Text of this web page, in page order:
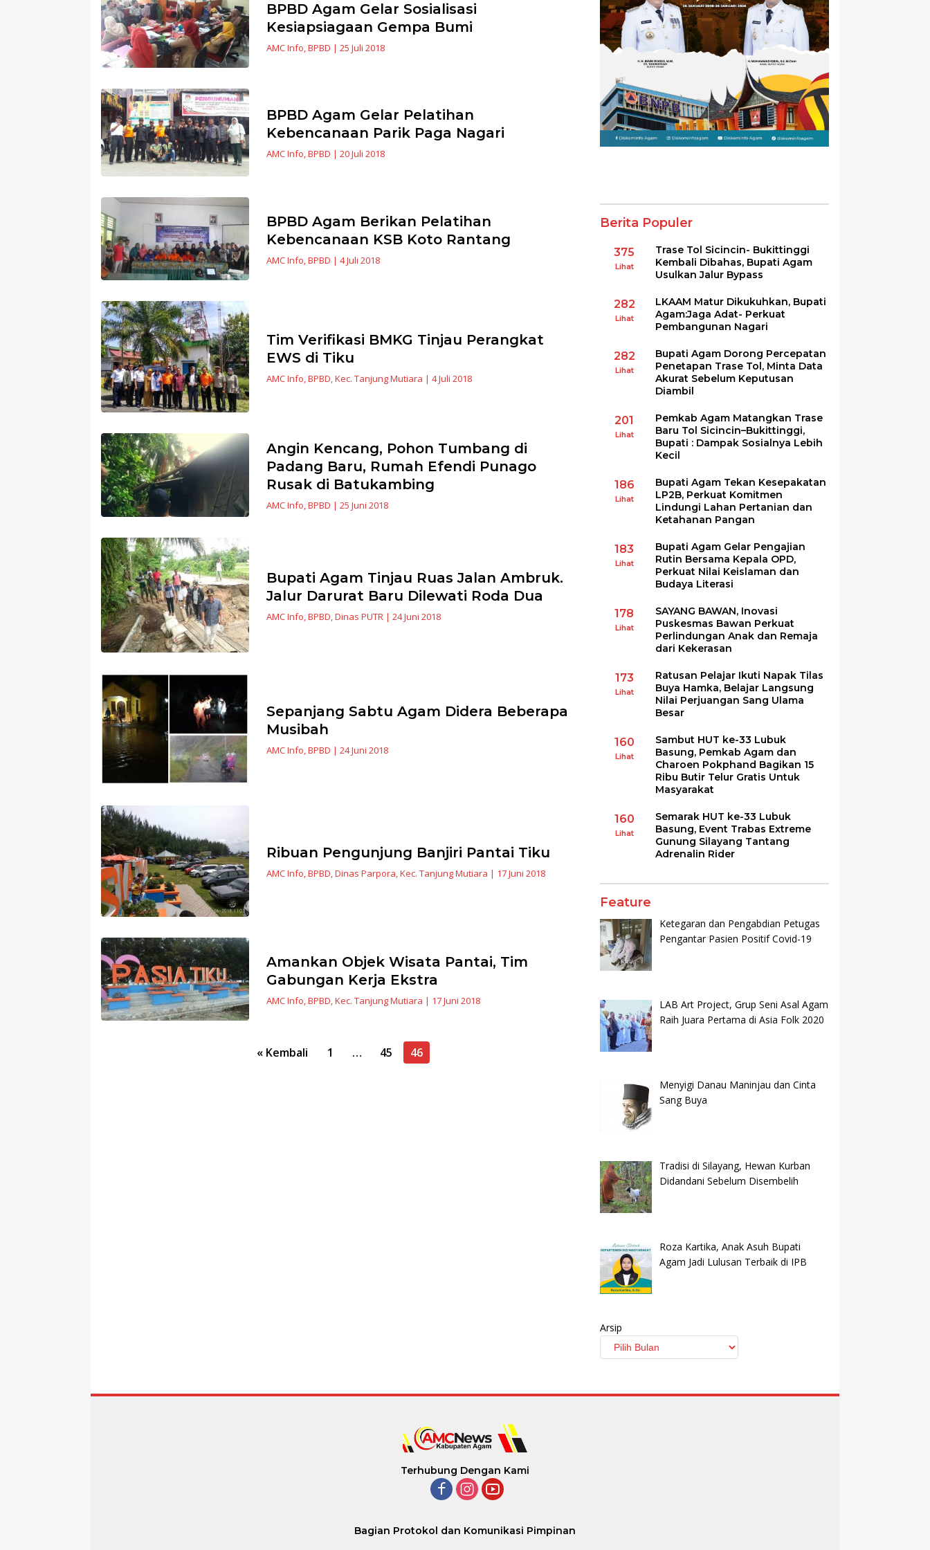
BPBD Agam Gelar Sosialisasi
Kesiapsiagaan Gempa Bumi
AMC Info,BPBD |25 Juli 2018
BPBD Agam Gelar Pelatihan
Kebencanaan Parik Paga Nagari
AMC Info,BPBD |20 Juli 2018
BPBD Agam Berikan Pelatihan
Kebencanaan KSB Koto Rantang
AMC Info,BPBD |4 Juli 2018
Tim Verifikasi BMKG Tinjau Perangkat
EWS di Tiku
AMC Info,BPBD,Kec. Tanjung Mutiara |4 Juli 2018
Angin Kencang, Pohon Tumbang di
Padang Baru, Rumah Efendi Punago
Rusak di Batukambing
AMC Info,BPBD |25 Juni 2018
Bupati Agam Tinjau Ruas Jalan Ambruk.
Jalur Darurat Baru Dilewati Roda Dua
AMC Info,BPBD,Dinas PUTR |24 Juni 2018
Sepanjang Sabtu Agam Didera Beberapa
Musibah
AMC Info,BPBD |24 Juni 2018
Ribuan Pengunjung Banjiri Pantai Tiku
AMC Info,BPBD,Dinas Parpora,Kec. Tanjung Mutiara | 17 Juni 2018
Amankan Objek Wisata Pantai, Tim
Gabungan Kerja Ekstra
AMC Info,BPBD,Kec. Tanjung Mutiara | 17 Juni 2018
« Kembali 1 … 45 46
Berita Populer
375
Lihat
Trase Tol Sicincin- Bukittinggi
Kembali Dibahas, Bupati Agam
Usulkan Jalur Bypass
282
Lihat
LKAAM Matur Dikukuhkan, Bupati
Agam:Jaga Adat- Perkuat
Pembangunan Nagari
282
Lihat
Bupati Agam Dorong Percepatan
Penetapan Trase Tol, Minta Data
Akurat Sebelum Keputusan
Diambil
201
Lihat
Pemkab Agam Matangkan Trase
Baru Tol Sicincin–Bukittinggi,
Bupati : Dampak Sosialnya Lebih
Kecil
186
Lihat
Bupati Agam Tekan Kesepakatan
LP2B, Perkuat Komitmen
Lindungi Lahan Pertanian dan
Ketahanan Pangan
183
Lihat
Bupati Agam Gelar Pengajian
Rutin Bersama Kepala OPD,
Perkuat Nilai Keislaman dan
Budaya Literasi
178
Lihat
SAYANG BAWAN, Inovasi
Puskesmas Bawan Perkuat
Perlindungan Anak dan Remaja
dari Kekerasan
173
Lihat
Ratusan Pelajar Ikuti Napak Tilas
Buya Hamka, Belajar Langsung
Nilai Perjuangan Sang Ulama
Besar
160
Lihat
Sambut HUT ke-33 Lubuk
Basung, Pemkab Agam dan
Charoen Pokphand Bagikan 15
Ribu Butir Telur Gratis Untuk
Masyarakat
160
Lihat
Semarak HUT ke-33 Lubuk
Basung, Event Trabas Extreme
Gunung Silayang Tantang
Adrenalin Rider
Feature
Ketegaran dan Pengabdian Petugas
Pengantar Pasien Positif Covid-19
LAB Art Project, Grup Seni Asal Agam
Raih Juara Pertama di Asia Folk 2020
Menyigi Danau Maninjau dan Cinta
Sang Buya
Tradisi di Silayang, Hewan Kurban
Didandani Sebelum Disembelih
Roza Kartika, Anak Asuh Bupati
Agam Jadi Lulusan Terbaik di IPB
Arsip
Terhubung Dengan Kami
Bagian Protokol dan Komunikasi Pimpinan